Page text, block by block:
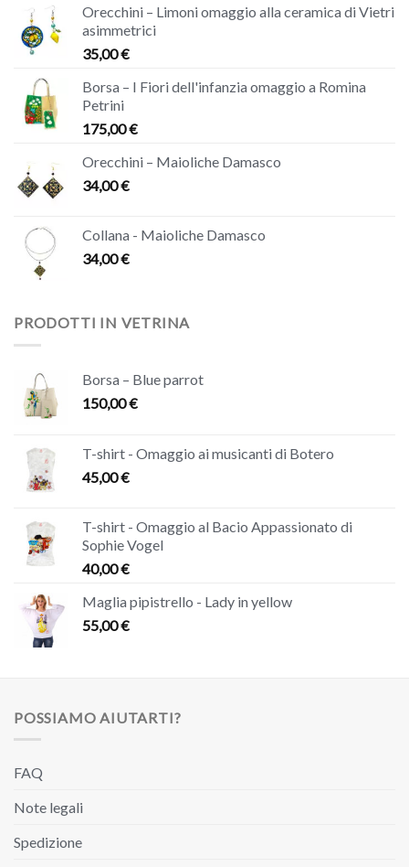
Orecchini – Limoni omaggio alla ceramica di Vietri
asimmetrici
35,00€
Borsa – I Fiori dell'infanzia omaggio a Romina
Petrini
175,00€
Orecchini – Maioliche Damasco
34,00€
Collana - Maioliche Damasco
34,00€
PRODOTTI IN VETRINA
Borsa – Blue parrot
150,00€
T-shirt - Omaggio ai musicanti di Botero
45,00€
T-shirt - Omaggio al Bacio Appassionato di
Sophie Vogel
40,00€
Maglia pipistrello - Lady in yellow
55,00€
POSSIAMO AIUTARTI?
FAQ
Note legali
Spedizione